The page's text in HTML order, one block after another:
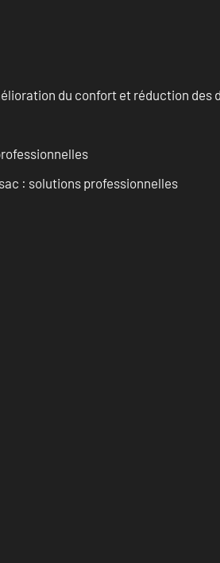
du confort et réduction des
: solutions professionnelles